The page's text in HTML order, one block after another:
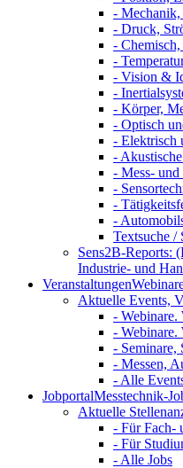
-
- Druck,
-
-
- Vision &
-
- Körper,
- Optisch
- Elektrisch
-
- Mess-
-
-
-
Textsuche /
Sens2B-Reports:
Industrie- und
Veranstaltungen
Aktuelle Events,
- Webinare.
- Webinare.
- Seminare,
- Messen,
- Alle
JobportalMesstechnik-
Aktuelle
- Für Fach-
- Für
- Alle Jobs